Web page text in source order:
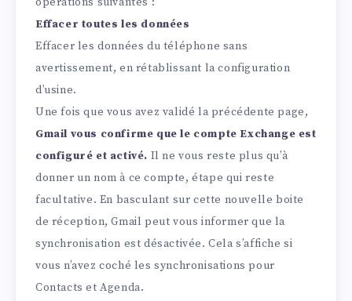
Effacer toutes les données
Effacer les données du téléphone sans
avertissement, en rétablissant la configuration
d’usine.
Une fois que vous avez validé la précédente page,
Gmail vous confirme que le compte Exchange est
configuré et activé. Il ne vous reste plus qu’à
donner un nom à ce compte, étape qui reste
facultative. En basculant sur cette nouvelle boite
de réception, Gmail peut vous informer que la
synchronisation est désactivée. Cela s’affiche si
vous n’avez coché les synchronisations pour
Contacts et Agenda.